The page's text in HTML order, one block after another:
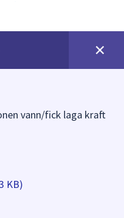
av
vann/fick laga kraft
KB)